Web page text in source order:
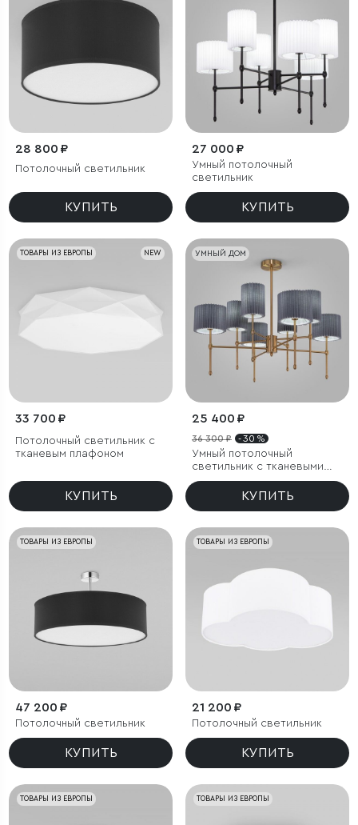
28 800 ₽
Потолочный светильник
КУПИТЬ
27 000 ₽
Умный потолочный
светильник
КУПИТЬ
NEW
ТОВАРЫ ИЗ ЕВРОПЫ
33 700 ₽
Потолочный светильник с
тканевым плафоном
КУПИТЬ
УМНЫЙ ДОМ
25 400 ₽
36 300 ₽ - 30 %
Умный потолочный
светильник с тканевыми
абажурами
КУПИТЬ
ТОВАРЫ ИЗ ЕВРОПЫ
47 200 ₽
Потолочный светильник
КУПИТЬ
ТОВАРЫ ИЗ ЕВРОПЫ
21 200 ₽
Потолочный светильник
КУПИТЬ
ТОВАРЫ ИЗ ЕВРОПЫ ТОВАРЫ ИЗ ЕВРОПЫ